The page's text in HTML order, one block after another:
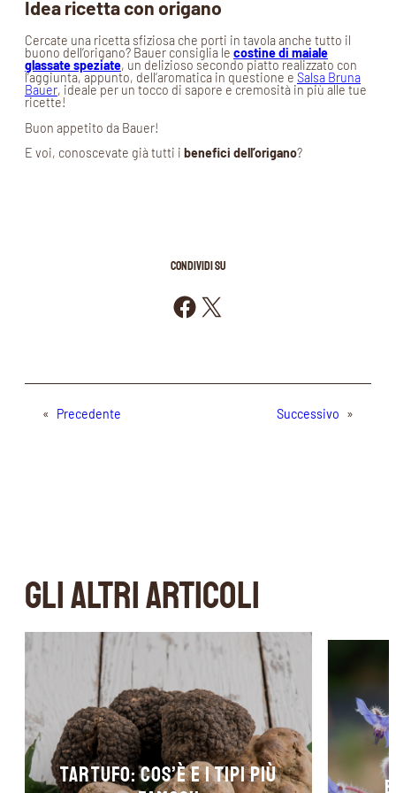
Idea ricetta con origano
Cercate una ricetta sfiziosa che porti in tavola anche tutto il
buono dell’origano? Bauer consiglia le costine di maiale
glassate speziate, un delizioso secondo piatto realizzato con
l’aggiunta, appunto, dell’aromatica in questione e Salsa Bruna
Bauer, ideale per un tocco di sapore e cremosità in più alle tue
ricette!
Buon appetito da Bauer!
E voi, conoscevate già tutti i benefici dell’origano?
CONDIVIDI SU
Condividi su Facebook
Condividi su X
« Precedente Successivo »
GLI ALTRI ARTICOLI
Tartufo: cos’è e i tipi più